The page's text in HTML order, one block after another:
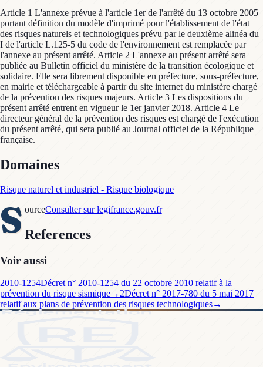
Article 1 L'annexe prévue à l'article 1er de l'arrêté du 13 octobre 2005
portant définition du modèle d'imprimé pour l'établissement de l'état
des risques naturels et technologiques prévu par le deuxième alinéa du
I de l'article L.125-5 du code de l'environnement est remplacée par
l'annexe au présent arrêté. Article 2 L'annexe au présent arrêté sera
publiée au Bulletin officiel du ministère de la transition écologique et
solidaire. Elle sera librement disponible en préfecture, sous-préfecture,
en mairie et téléchargeable à partir du site internet du ministère chargé
de la prévention des risques majeurs. Article 3 Les dispositions du
présent arrêté entrent en vigueur le 1er janvier 2018. Article 4 Le
directeur général de la prévention des risques est chargé de l'exécution
du présent arrêté, qui sera publié au Journal officiel de la République
française.
Domaines
Risque naturel et industriel - Risque biologique
S ourceConsulter sur legifrance.gouv.fr
References
Voir aussi
2010-1254Décret n° 2010-1254 du 22 octobre 2010 relatif à la
prévention du risque sismique→2Décret n° 2017-780 du 5 mai 2017
relatif aux plans de prévention des risques technologiques→